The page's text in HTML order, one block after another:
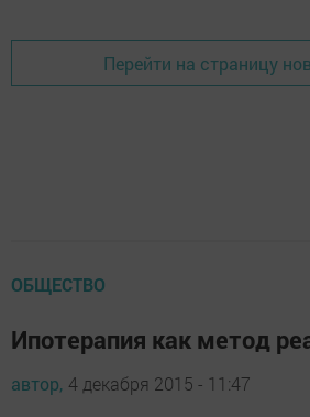
Перейти на страницу
ОБЩЕСТВО
Ипотерапия как метод
автор, 4 декабря 2015 - 11:47